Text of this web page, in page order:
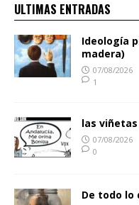
ULTIMAS ENTRADAS
Ideología
madera)
07/08/2026
1
las viñetas
07/08/2026
0
De todo lo